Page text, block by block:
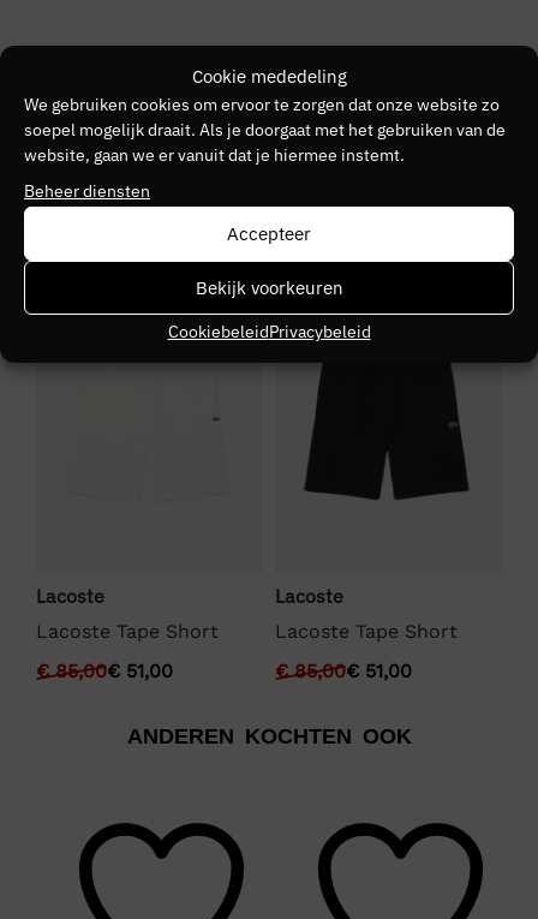
Cookie mededeling
We gebruiken cookies om ervoor te zorgen dat onze website zo
soepel mogelijk draait. Als je doorgaat met het gebruiken van de
website, gaan we er vanuit dat je hiermee instemt.
Beheer diensten
Accepteer
Bekijk voorkeuren
CookiebeleidPrivacybeleid
Kleurnummer
40
VZ26
Kleurgroep
Lacoste
Lacoste Tape Short
€85,00€ 51,00
SALE
Lacoste
Lacoste Tape Short
€85,00€ 51,00
ANDEREN KOCHTEN OOK